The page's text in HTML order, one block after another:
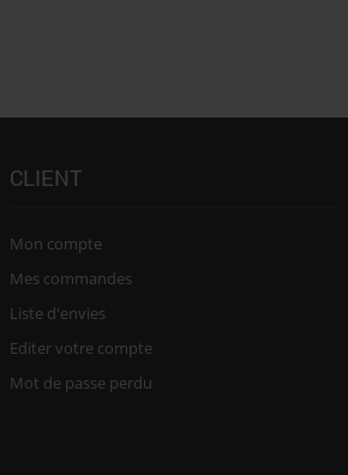
CLIENT
Mon compte
Mes commandes
Liste d'envies
Editer votre compte
Mot de passe perdu